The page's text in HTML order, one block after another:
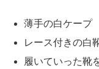
薄手の白ケープ
レース付きの白
履いていった靴